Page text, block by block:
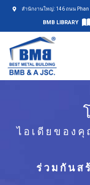
สำนักงานใหญ่: 146 ถนน Phan
BMB LIBRARY
ไอเดียของ
ร่วมกันส